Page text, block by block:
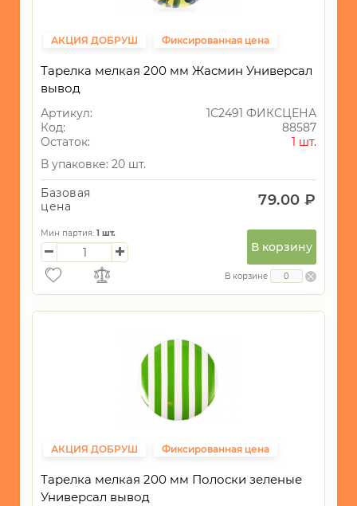
АКЦИЯ ДОБРУШ Фиксированная цена
Тарелка мелкая 200 мм Жасмин Универсал
вывод
Артикул:
1С2491 ФИКСЦЕНА
Код:
88587
Остаток:
1 шт.
В упаковке: 20 шт.
Базовая
цена
79.00 ₽
Мин партия: 1 шт.
В корзину
В корзине
АКЦИЯ ДОБРУШ Фиксированная цена
Тарелка мелкая 200 мм Полоски зеленые
Универсал вывод